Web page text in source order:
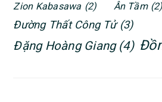
Zion Kabasawa (2) Ân Tầm (2)
Đường Thất Công Tử (3)
Đặng Hoàng Giang (4)